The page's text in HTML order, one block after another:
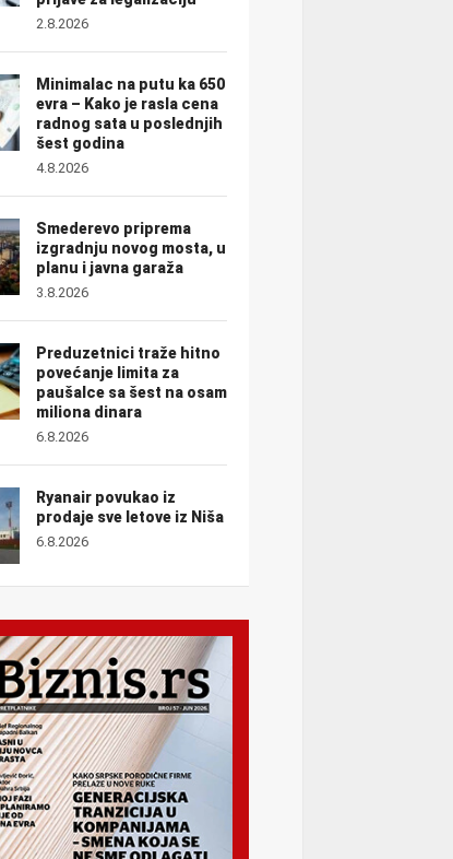
2.8.2026
Minimalac na putu ka 650
evra – Kako je rasla cena
radnog sata u poslednjih
šest godina
4.8.2026
Smederevo priprema
izgradnju novog mosta, u
planu i javna garaža
3.8.2026
Preduzetnici traže hitno
povećanje limita za
paušalce sa šest na osam
miliona dinara
6.8.2026
Ryanair povukao iz
prodaje sve letove iz Niša
6.8.2026